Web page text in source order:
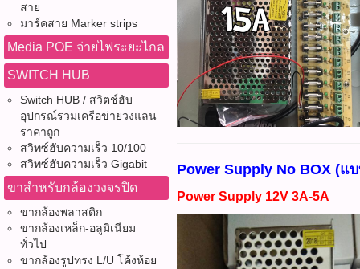
สาย
มาร์คสาย Marker strips
Media POE จ่ายไฟระยะไกล
SWITCH HUB
Switch HUB / สวิตช์ฮับ
อุปกรณ์รวมเครือข่ายวงแลน
ราคาถูก
สวิทซ์ฮับความเร็ว 10/100
สวิทซ์ฮับความเร็ว Gigabit
ขาสำหรับกล้องวงจรปิด
ขากล้องพลาสติก
ขากล้องเหล็ก-อลูมิเนียม
ทั่วไป
ขากล้องรูปทรง L/U โค้งห้อย
Power Supply No BOX (แ
Power Supply 12V 3A-5A